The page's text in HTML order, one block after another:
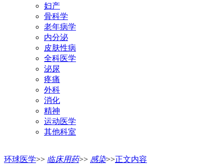
妇产
骨科学
老年病学
内分泌
皮肤性病
全科医学
泌尿
疼痛
外科
消化
精神
运动医学
其他科室
环球医学>> 临床用药>> 感染>>正文内容